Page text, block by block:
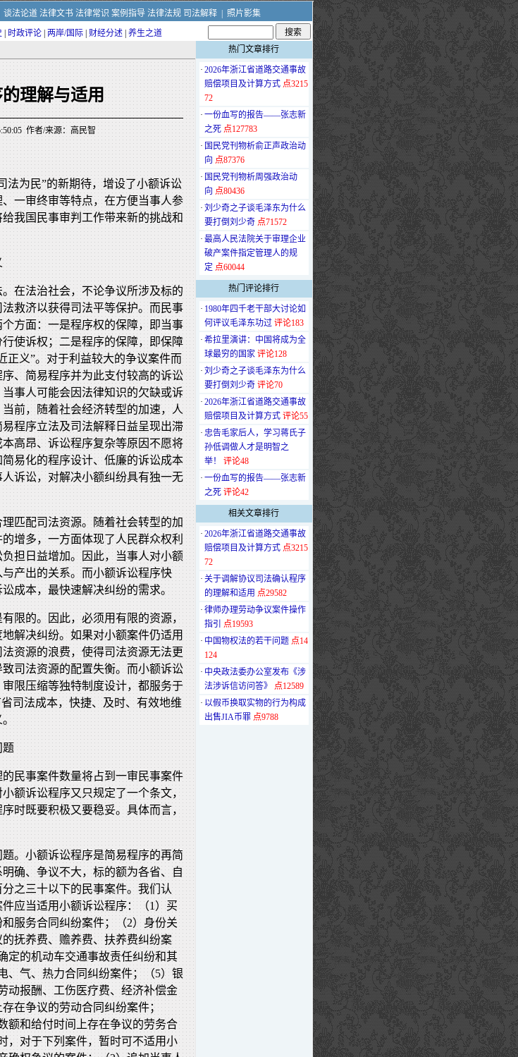
谈法论道 法律文书 法律常识 案例指导 法律法规 司法解释|
照片影集
时政评论 两岸/国际 财经分述 养生之道
理解与适用
作者/来源：高民智
法为民”的新期待，增设了小额诉讼
一审终审等特点，在方便当事人参
我国民事审判工作带来新的挑战和
在法治社会，不论争议所涉及标的
救济以获得司法平等保护。而民事
方面：一是程序权的保障，即当事
使诉权；二是程序的保障，即保障
正义”。对于利益较大的争议案件而
、简易程序并为此支付较高的诉讼
事人可能会因法律知识的欠缺或诉
前，随着社会经济转型的加速，人
程序立法及司法解释日益呈现出滞
高昂、诉讼程序复杂等原因不愿将
易化的程序设计、低廉的诉讼成本
诉讼，对解决小额纠纷具有独一无
匹配司法资源。随着社会转型的加
增多，一方面体现了人民群众权利
担日益增加。因此，当事人对小额
产出的关系。而小额诉讼程序快
成本，最快速解决纠纷的需求。
限的。因此，必须用有限的资源，
解决纠纷。如果对小额案件仍适用
资源的浪费，使得司法资源无法更
司法资源的配置失衡。而小额诉讼
限压缩等独特制度设计，都服务于
司法成本，快捷、及时、有效地维
。
题
民事案件数量将占到一审民事案件
额诉讼程序又只规定了一个条文，
时既要积极又要稳妥。具体而言，
。小额诉讼程序是简易程序的再简
确、争议不大，标的额为各省、自
之三十以下的民事案件。我们认
应当适用小额诉讼程序：（1）买
服务合同纠纷案件；（2）身份关
抚养费、赡养费、扶养费纠纷案
定的机动车交通事故责任纠纷和其
、气、热力合同纠纷案件；（5）银
动报酬、工伤医疗费、经济补偿金
在争议的劳动合同纠纷案件；
额和给付时间上存在争议的劳务合
，对于下列案件，暂时可不适用小
热门文章排行
· 2026年浙江省道路交通事故
赔偿项目及计算方式 点3215
72
· 一份血写的报告——张志新
之死 点127783
· 国民党刊物析俞正声政治动
向 点87376
· 国民党刊物析周强政治动
向 点80436
· 刘少奇之子谈毛泽东为什么
要打倒刘少奇 点71572
· 最高人民法院关于审理企业
破产案件指定管理人的规
定 点60044
热门评论排行
· 1980年四千老干部大讨论如
何评议毛泽东功过 评论183
· 希拉里演讲：中国将成为全
球最穷的国家 评论128
· 刘少奇之子谈毛泽东为什么
要打倒刘少奇 评论70
· 2026年浙江省道路交通事故
赔偿项目及计算方式 评论55
· 忠告毛家后人，学习蒋氏子
孙低调做人才是明智之
举！
评论48
· 一份血写的报告——张志新
之死 评论42
相关文章排行
· 2026年浙江省道路交通事故
赔偿项目及计算方式 点3215
72
· 关于调解协议司法确认程序
的理解和适用 点29582
· 律师办理劳动争议案件操作
指引
点19593
· 中国物权法的若干问题 点14
124
· 中央政法委办公室发布《涉
法涉诉信访问答》
点12589
· 以假币换取实物的行为构成
出售JIA币罪 点9788